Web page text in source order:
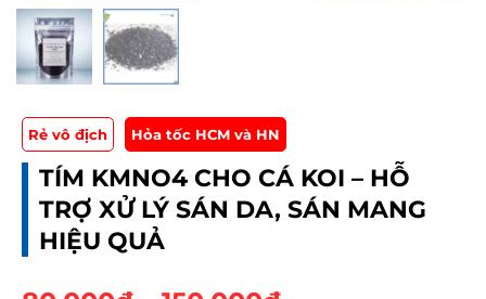
Rẻ vô địch Hỏa tốc HCM và HN
TÍM KMNO4 CHO CÁ KOI – HỖ
TRỢ XỬ LÝ SÁN DA, SÁN MANG
HIỆU QUẢ